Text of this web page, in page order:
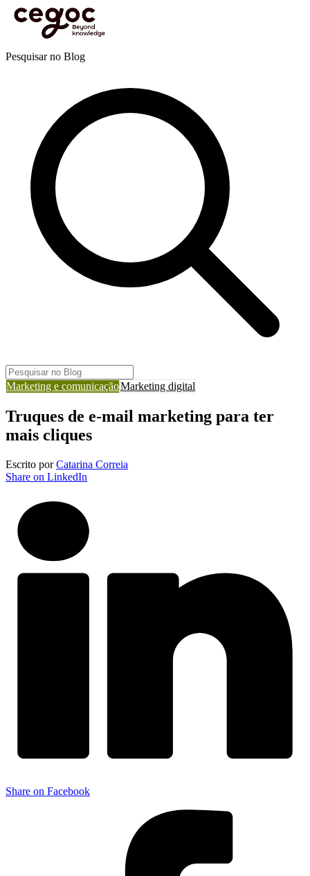
Skip to main content
Está aqui:Home > Recursos
Truques de e-mail marketing para ter mais cliques
Pesquisar no Blog
Marketing e comunicaçãoMarketing digital
Truques de e-mail marketing para ter
mais cliques
Escrito porCatarina Correia
Share on LinkedIn
Share on Facebook